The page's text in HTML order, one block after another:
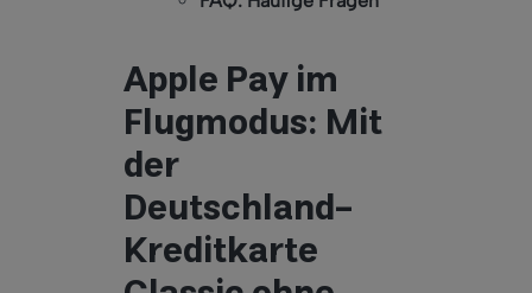
Apple Pay im
Flugmodus: Mit
der
Deutschland-
Kreditkarte